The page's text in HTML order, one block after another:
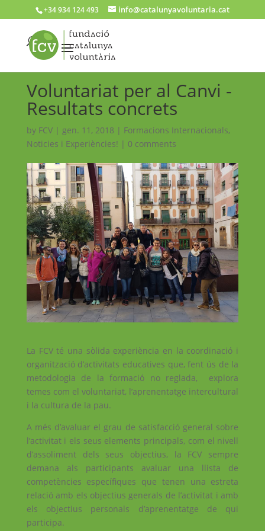
+34 934 124 493 info@catalunyavoluntaria.cat
Voluntariat per al Canvi -
Resultats concrets
by FCV| gen. 11, 2018 | Formacions Internacionals,
Noticies i Experiències! | 0 comments
La FCV té una sòlida experiència en la coordinació i
organització d’activitats educatives que, fent ús de la
metodologia de la formació no reglada, explora
temes com el voluntariat, l’aprenentatge intercultural
i la cultura de la pau.
A més d’avaluar el grau de satisfacció general sobre
l’activitat i els seus elements principals, com el nivell
d’assoliment dels seus objectius, la FCV sempre
demana als participants avaluar una llista de
competències específiques que tenen una estreta
relació amb els objectius generals de l’activitat i amb
els objectius personals d’aprenentatge de qui
participa.